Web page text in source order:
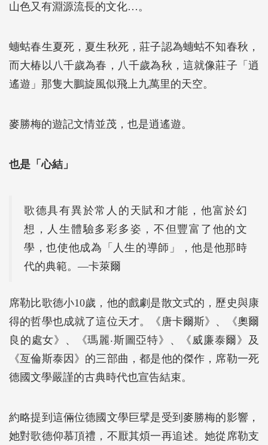
山色又有淵源流長的文化…。
蟪蛄春生夏死，夏生秋死，莊子認為蟪蛄不知春秋，
而大椿以八千歲為春，八千歲為秋，這就像莊子「逍
遙遊」那隻大鵬旋風似飛上九萬里的天空。
麥勝梅的遊記文情並茂，也是逍遙遊。
也是「心結」
歌德具有異於常人的天賦和才能，他富於幻
想，人生體驗多彩多姿，不但豐富了他的文
學，也使他成為「人生的導師」，他是他那時
代的典範。―卡萊爾
席勒比歌德小10歲，他的戲劇是散文式的，歷史與康
得的哲學也成就了這位天才。《唐卡爾斯》、《奧爾
良的處女》、《瑪麗‧斯圖亞特》、《威廉泰爾》及
《亙倫斯泰因》的三部曲，都是他的傑作，席勒一死
德國文學嚴謹的古典時代也宣告結束。
約略提到這倆位德國文學巨擘是受到麥勝梅的影響，
她對歌德仰慕頂禮，不厭其煩一再追述。她從席勒支